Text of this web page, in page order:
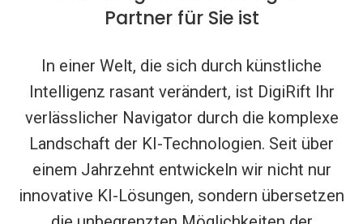
Partner für Sie ist
In einer Welt, die sich durch künstliche
Intelligenz rasant verändert, ist DigiRift Ihr
verlässlicher Navigator durch die komplexe
Landschaft der KI-Technologien. Seit über
einem Jahrzehnt entwickeln wir nicht nur
innovative KI-Lösungen, sondern übersetzen